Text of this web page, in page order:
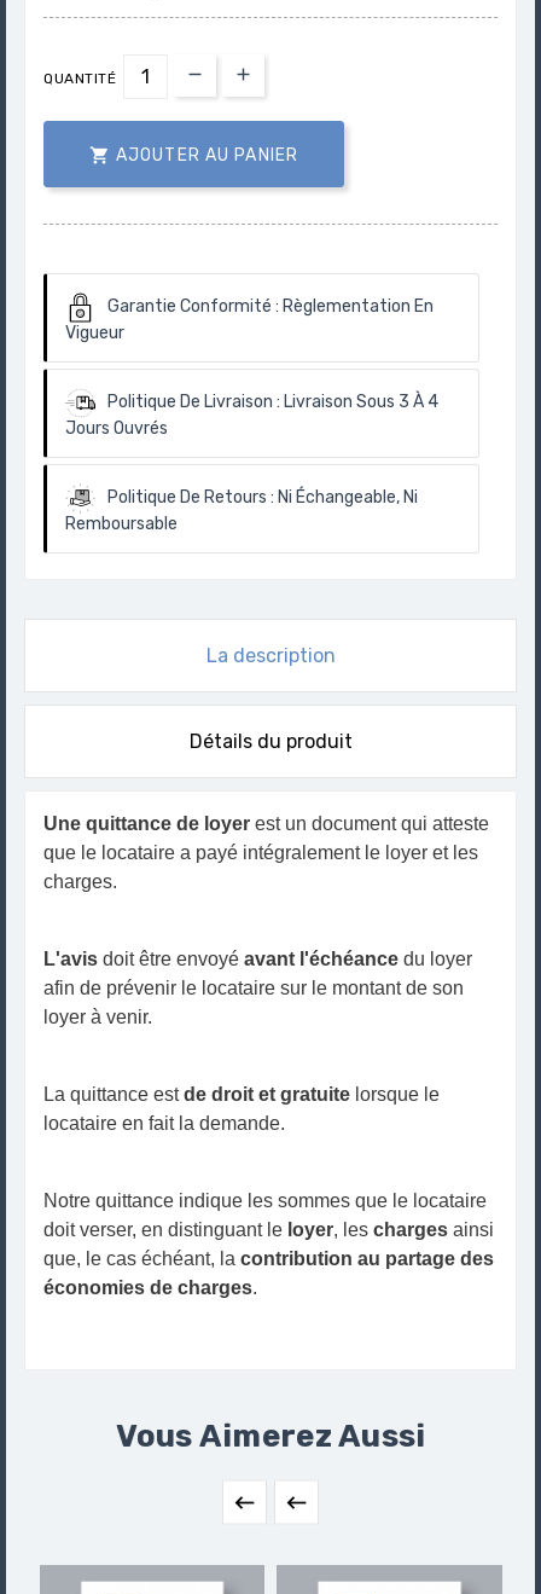
QUANTITÉ
 AJOUTER AU PANIER
Garantie Conformité : Règlementation En
Vigueur
Politique De Livraison : Livraison Sous 3 À 4
Jours Ouvrés
Politique De Retours : Ni Échangeable, Ni
Remboursable
La description
Détails du produit
Une quittance de loyer est un document qui atteste
que le locataire a payé intégralement le loyer et les
charges.
L'avis doit être envoyé avant l'échéance du loyer
afin de prévenir le locataire sur le montant de son
loyer à venir.
La quittance estde droit et gratuite lorsque le
locataire en fait la demande.
Notre quittance indique les sommes que le locataire
doit verser, en distinguant le loyer, les charges ainsi
que, le cas échéant, la contribution au partage des
économies de charges.
Vous Aimerez Aussi
 